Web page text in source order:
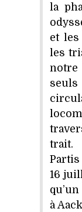
la
et
les
notre
trait.
Partis
16
à